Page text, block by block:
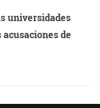
universidades
de